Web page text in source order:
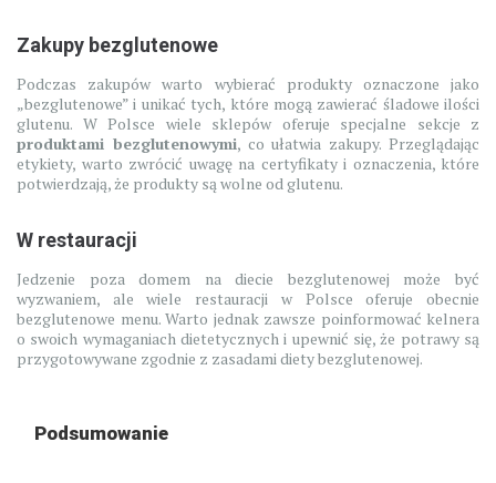
Zakupy bezglutenowe
Podczas zakupów warto wybierać produkty oznaczone jako
„bezglutenowe” i unikać tych, które mogą zawierać śladowe ilości
glutenu. W Polsce wiele sklepów oferuje specjalne sekcje z
produktami bezglutenowymi, co ułatwia zakupy. Przeglądając
etykiety, warto zwrócić uwagę na certyfikaty i oznaczenia, które
potwierdzają, że produkty są wolne od glutenu.
W restauracji
Jedzenie poza domem na diecie bezglutenowej może być
wyzwaniem, ale wiele restauracji w Polsce oferuje obecnie
bezglutenowe menu. Warto jednak zawsze poinformować kelnera
o swoich wymaganiach dietetycznych i upewnić się, że potrawy są
przygotowywane zgodnie z zasadami diety bezglutenowej.
Podsumowanie